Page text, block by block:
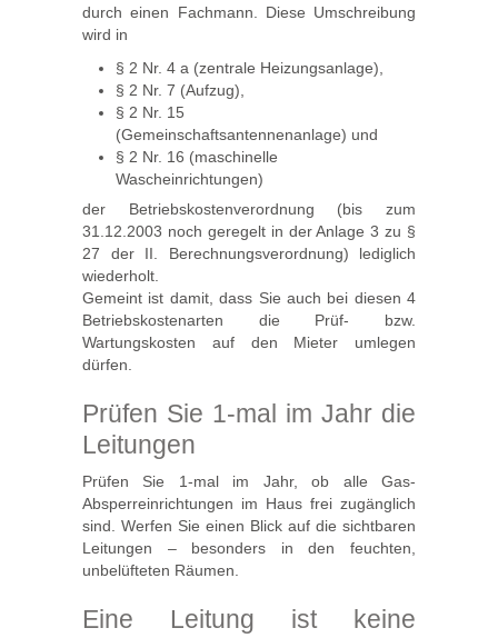
durch einen Fachmann. Diese Umschreibung
wird in
§ 2 Nr. 4 a (zentrale Heizungsanlage),
§ 2 Nr. 7 (Aufzug),
§ 2 Nr. 15
(Gemeinschaftsantennenanlage) und
§ 2 Nr. 16 (maschinelle
Wascheinrichtungen)
der Betriebskostenverordnung (bis zum
31.12.2003 noch geregelt in der Anlage 3 zu §
27 der II. Berechnungsverordnung) lediglich
wiederholt.
Gemeint ist damit, dass Sie auch bei diesen 4
Betriebskostenarten die Prüf- bzw.
Wartungskosten auf den Mieter umlegen
dürfen.
Prüfen Sie 1-mal im Jahr die
Leitungen
Prüfen Sie 1-mal im Jahr, ob alle Gas-
Absperreinrichtungen im Haus frei zugänglich
sind. Werfen Sie einen Blick auf die sichtbaren
Leitungen – besonders in den feuchten,
unbelüfteten Räumen.
Eine Leitung ist keine